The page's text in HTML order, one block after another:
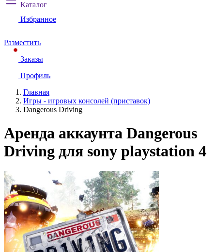
Каталог
Избранное
Разместить
Заказы
Профиль
Главная
Игры - игровых консолей (приставок)
Dangerous Driving
Аренда аккаунта Dangerous
Driving для sony playstation 4